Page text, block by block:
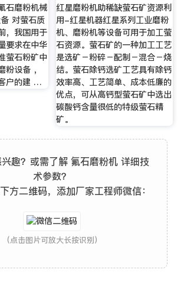
石磨粉机械
对萤石质
，我国用于
要求在中华
萤石粉矿中
设备 ，
户的建 …
红星磨粉机助稀缺萤石矿资源利
用-红星机器红星系列工业磨粉
机、磨粉机等设备可用于加工萤
石资源。萤石矿的一种加工工艺
是选矿－粉碎－配制－混合－烧
结。萤石除钙选矿工艺具有除钙
效率高、工艺简单、成本低廉的
优点，可从高钙型萤石矿中选出
碳酸钙含量很低的特级萤石精
矿。
趣？或需了解 氟石磨粉机 详细技
术参数？
方二维码，添加厂家工程师微信：
(点击图片可放大长按识别)